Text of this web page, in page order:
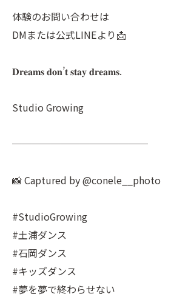
体験のお問い合わせは
DMまたは公式LINEより📩
𝐃𝐫𝐞𝐚𝐦𝐬 𝐝𝐨𝐧’𝐭 𝐬𝐭𝐚𝐲 𝐝𝐫𝐞𝐚𝐦𝐬.
Studio Growing
──────────────
📸 Captured by @conele__photo
#StudioGrowing
#土浦ダンス
#石岡ダンス
#キッズダンス
#夢を夢で終わらせない